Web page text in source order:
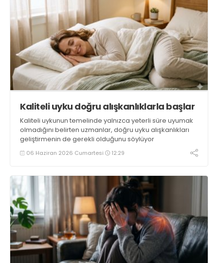
Kaliteli uyku doğru alışkanlıklarla başlar
Kaliteli uykunun temelinde yalnızca yeterli süre uyumak
olmadığını belirten uzmanlar, doğru uyku alışkanlıkları
geliştirmenin de gerekli olduğunu söylüyor
06 Haziran 2026 Cumartesi 12:29